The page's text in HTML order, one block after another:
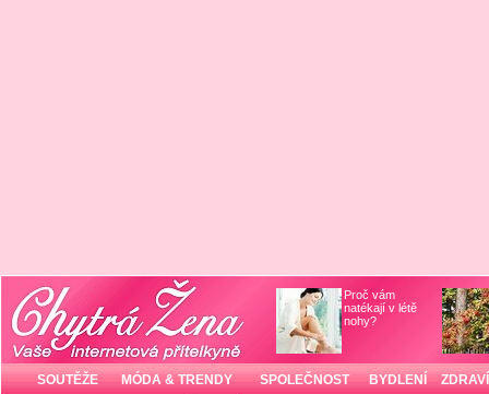
Proč vám
natékají v létě
nohy?
SOUTĚŽE MÓDA & TRENDY SPOLEČNOST BYDLENÍ ZDRAVÍ